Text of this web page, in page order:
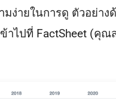
มง่ายในการดู ตัวอย่าง
ไปที่ FactSheet (คุณ